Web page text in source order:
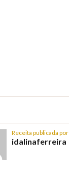
Receita publicada por
idalinaferreira